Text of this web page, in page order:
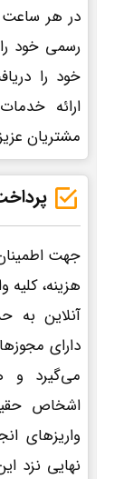
در هر ساعت
رسمی خود
خود را
ارائه
مشتریان
جهت
هزینه،
آنلاین به
دارای
می‌گیرد و
اشخاص
واریزهای
نهایی نزد